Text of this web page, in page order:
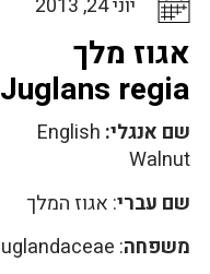
אגוז מלך
Juglans regia
שם אנגלי: English
Walnut
שם עברי: אגוז המלך
משפחה: Juglandaceae